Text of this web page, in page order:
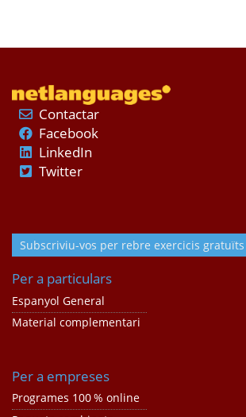
Contactar
Facebook
LinkedIn
Twitter
Subscriviu-vos per rebre exercicis
Per a particulars
Espanyol General
Material complementari
Per a empreses
Programes 100 % online